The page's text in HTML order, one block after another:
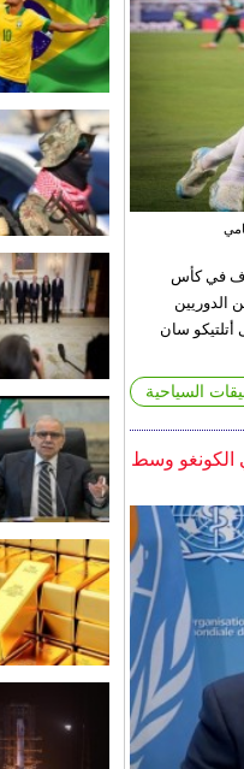
في كأس
الدوريين
أتلتيكو سان
السياحية
الكونغو وسط